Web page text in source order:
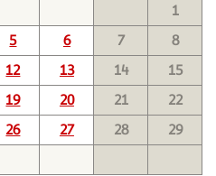
1
5 6 7
8
12 13 14
15
19 20 21
22
26 27 28
29